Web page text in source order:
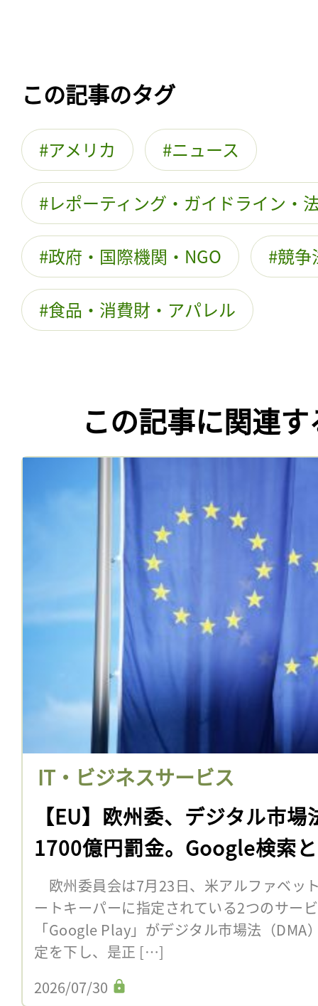
この記事のタグ
アメリカ ニュース
レポーティング・ガイドライン・
政府・国際機関・NGO 競争
食品・消費財・アパレル
この記事に関連
IT・ビジネスサービス
【EU】欧州委、デジタル市
1700億円罰金。Google検索
欧州委員会は7月23日、米アルファベッ
ートキーパーに指定されている2つのサー
「Google Play」がデジタル市場法（DMA
定を下し、是正 […]
2026/07/30